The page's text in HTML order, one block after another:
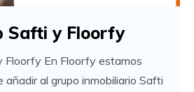
Safti y Floorfy
Floorfy En Floorfy estamos
añadir al grupo inmobiliario Safti